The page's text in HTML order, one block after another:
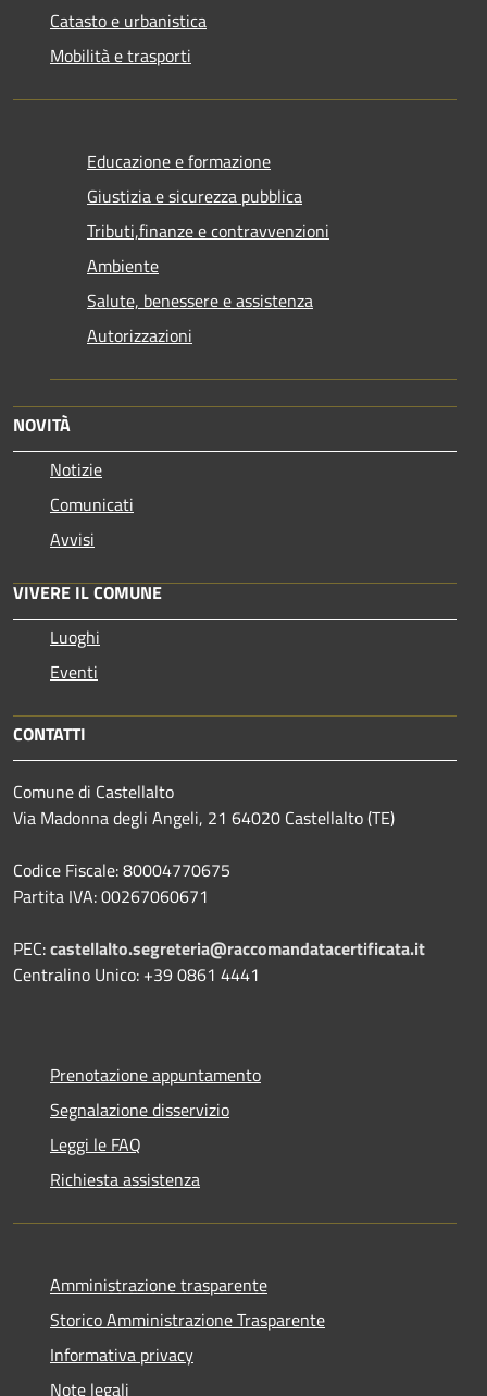
Catasto e urbanistica
Mobilità e trasporti
Educazione e formazione
Giustizia e sicurezza pubblica
Tributi,finanze e contravvenzioni
Ambiente
Salute, benessere e assistenza
Autorizzazioni
NOVITÀ
Notizie
Comunicati
Avvisi
VIVERE IL COMUNE
Luoghi
Eventi
CONTATTI
Comune di Castellalto
Via Madonna degli Angeli, 21 64020 Castellalto (TE)
Codice Fiscale: 80004770675
Partita IVA: 00267060671
PEC:castellalto.segreteria@raccomandatacertificata.it
Centralino Unico: +39 0861 4441
Prenotazione appuntamento
Segnalazione disservizio
Leggi le FAQ
Richiesta assistenza
Amministrazione trasparente
Storico Amministrazione Trasparente
Informativa privacy
Note legali